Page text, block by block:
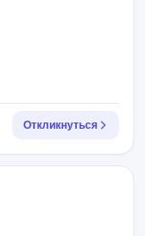
Откликнуться